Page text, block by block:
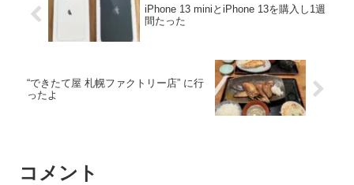
iPhone 13 miniとiPhone 13を購入し1週
間たった
“できたて屋 札幌ファクトリー店” に行
ったよ
コメント